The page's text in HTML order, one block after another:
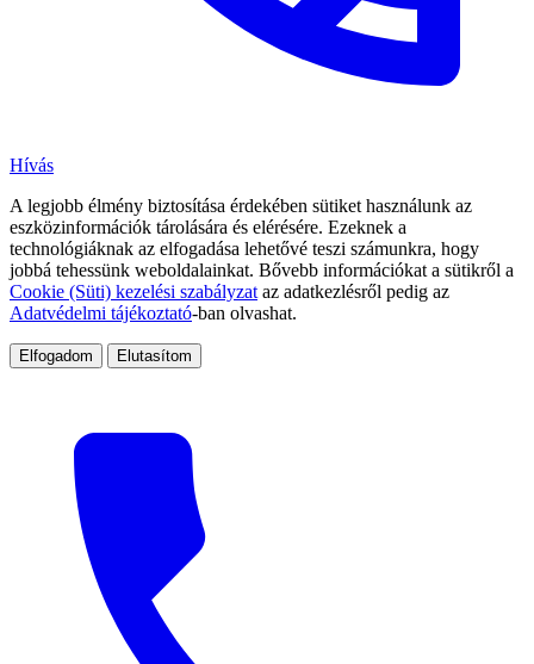
Hívás
A legjobb élmény biztosítása érdekében sütiket használunk az
eszközinformációk tárolására és elérésére. Ezeknek a
technológiáknak az elfogadása lehetővé teszi számunkra, hogy
jobbá tehessünk weboldalainkat. Bővebb információkat a sütikről a
Cookie (Süti) kezelési szabályzat az adatkezlésről pedig az
Adatvédelmi tájékoztató-ban olvashat.
Elfogadom Elutasítom